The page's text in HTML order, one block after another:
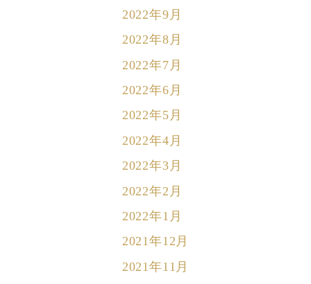
2022年9月
2022年8月
2022年7月
2022年6月
2022年5月
2022年4月
2022年3月
2022年2月
2022年1月
2021年12月
2021年11月